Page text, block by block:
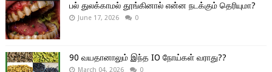
பல் துலக்காமல் தூங்கினால் என்ன நடக்கும் தெரியுமா?
June 17, 2026 0
90 வயதானாலும் இந்த IO நோய்கள் வராது??
March 04, 2026 0